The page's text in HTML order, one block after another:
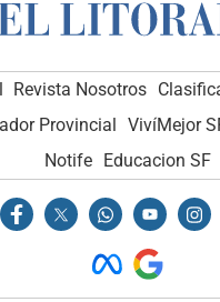
Revista Nosotros
Provincial VivíMejor
Notife Educacion SF